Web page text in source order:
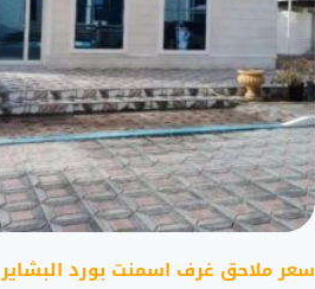
سعر ملاحق غرف اسمنت بورد البشاير